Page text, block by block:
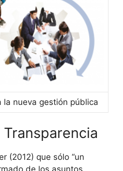
la nueva gestión pública
(2012) que sólo “un
de los asuntos